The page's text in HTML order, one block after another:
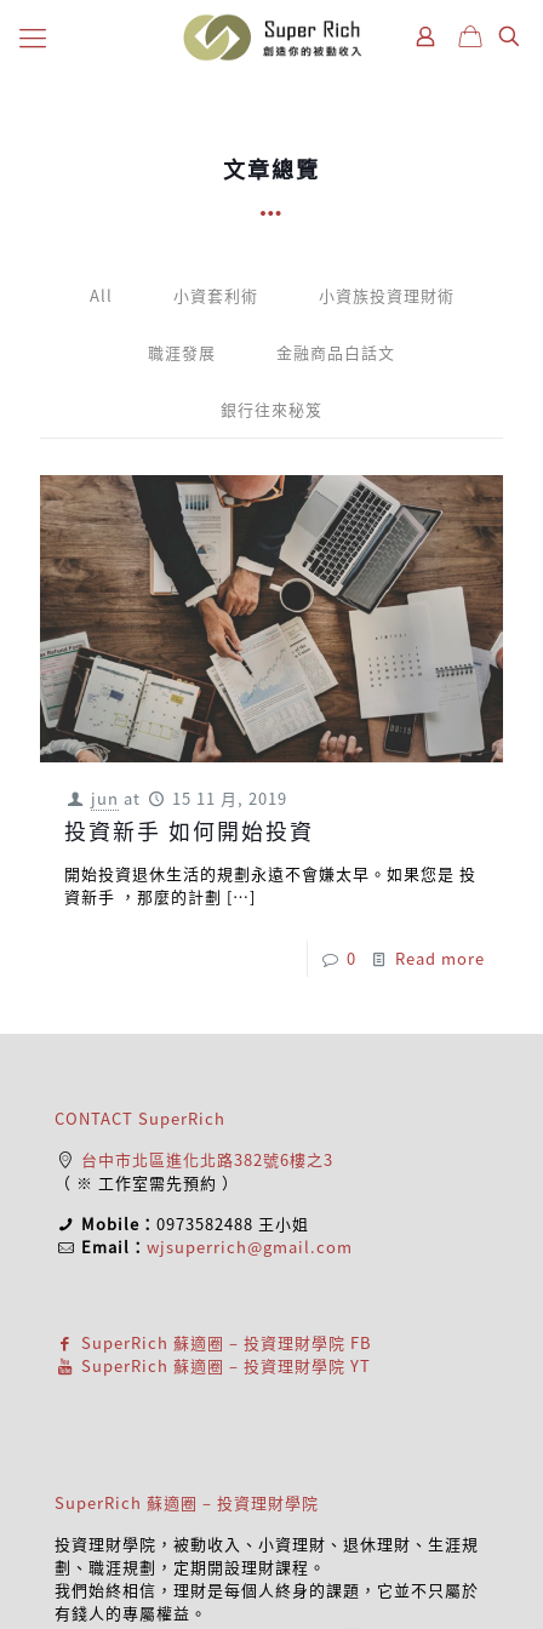
文章總覽
All 小資套利術 小資族投資理財術
職涯發展 金融商品白話文
銀行往來秘笈
jun at 15 11 月, 2019
投資新手 如何開始投資
開始投資退休生活的規劃永遠不會嫌太早。如果您是 投
資新手 ，那麼的計劃 […]
0 Read more
CONTACT SuperRich
台中市北區進化北路382號6樓之3
（ ※ 工作室需先預約 ）
Mobile：0973582488 王小姐
Email：wjsuperrich@gmail.com
SuperRich 蘇適圈 – 投資理財學院 FB
SuperRich 蘇適圈 – 投資理財學院 YT
SuperRich 蘇適圈 – 投資理財學院
投資理財學院，被動收入、小資理財、退休理財、生涯規
劃、職涯規劃，定期開設理財課程。
我們始終相信，理財是每個人終身的課題，它並不只屬於
有錢人的專屬權益。